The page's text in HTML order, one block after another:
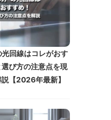
回線はコレがおす
び方の注意点を現
【2026年最新】